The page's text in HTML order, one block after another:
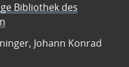
Bibliothek des
Johann Konrad